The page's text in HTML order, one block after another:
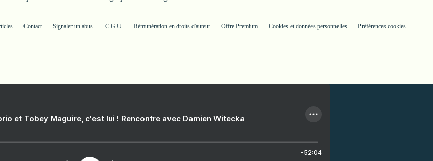
Contact Signaler un abus C.G.U. Rémunération en droits d'auteur Offre Premium Cookies et données personnelles Préférences cookies
et Tobey Maguire, c'est lui ! Rencontre avec Damien Witecka
-52:04